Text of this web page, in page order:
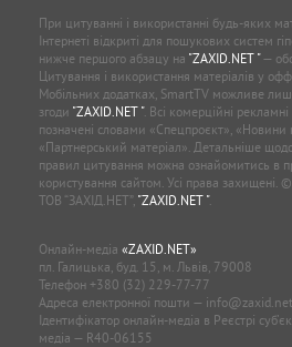
При цитуванні і використанні будь-яких
Інтернеті відкриті для пошукових систем
нижче першого абзацу на "ZAXID.NET "—
Цитування і використання матеріалів у
Мобільних додатках, SmartTV можливе
згоди "ZAXID.NET ". Всі комерційні
позначені словами «Спецпроєкт», «Новини
«Партнерський матеріал». Детальніше
правил цитування можна ознайомитись в
користування сайтом. Усі права
ТОВ “ЗАХІД.НЕТ”, "ZAXID.NET ".
Онлайн-медіа «ZAXID.NET»
пл. Галицька, буд. 15, м. Львів, 79008
Телефон +380 (32) 229-77-77
Адреса електронної пошти — info@zaxid.net
Ідентифікатор онлайн-медіа в Реєстрі
медіа — R40-06155